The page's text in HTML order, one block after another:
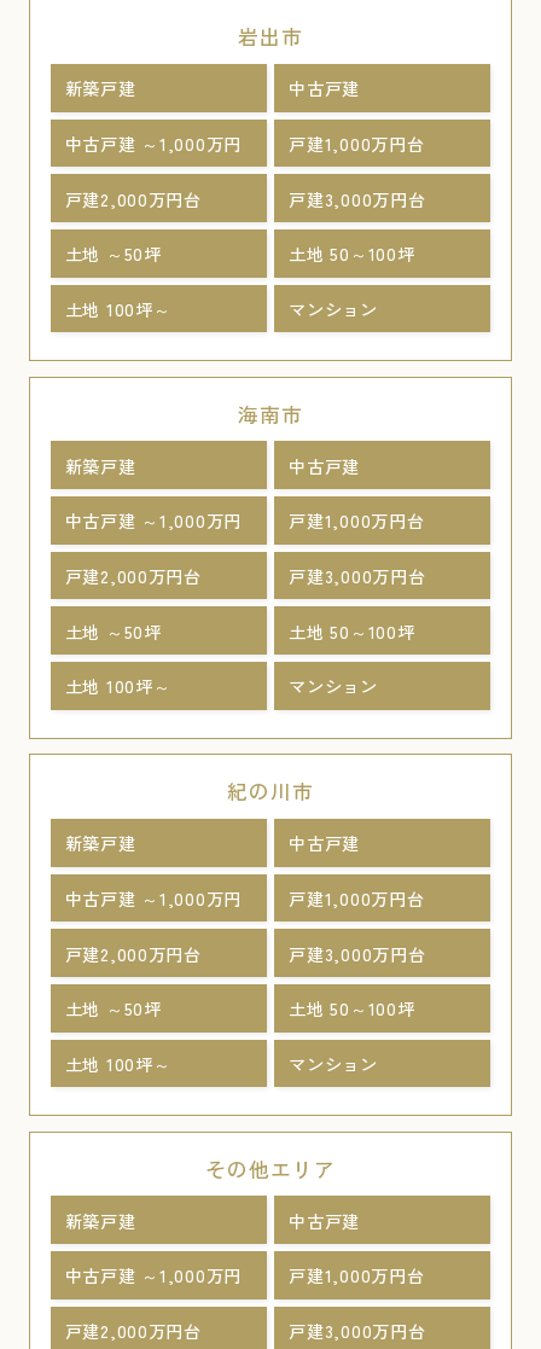
岩出市
新築戸建 中古戸建
中古戸建 ～1,000万円 戸建1,000万円台
戸建2,000万円台 戸建3,000万円台
土地 ～50坪 土地 50～100坪
土地 100坪～ マンション
海南市
新築戸建 中古戸建
中古戸建 ～1,000万円 戸建1,000万円台
戸建2,000万円台 戸建3,000万円台
土地 ～50坪 土地 50～100坪
土地 100坪～ マンション
紀の川市
新築戸建 中古戸建
中古戸建 ～1,000万円 戸建1,000万円台
戸建2,000万円台 戸建3,000万円台
土地 ～50坪 土地 50～100坪
土地 100坪～ マンション
その他エリア
新築戸建 中古戸建
中古戸建 ～1,000万円 戸建1,000万円台
戸建2,000万円台 戸建3,000万円台